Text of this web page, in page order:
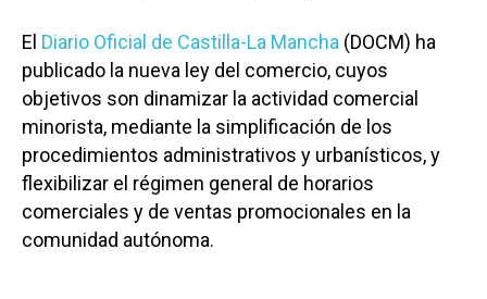
El Diario Oficial de Castilla-La Mancha (DOCM) ha
publicado la nueva ley del comercio, cuyos
objetivos son dinamizar la actividad comercial
minorista, mediante la simplificación de los
procedimientos administrativos y urbanísticos, y
flexibilizar el régimen general de horarios
comerciales y de ventas promocionales en la
comunidad autónoma.